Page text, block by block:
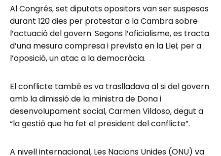
Al Congrés, set diputats opositors van ser suspesos
durant 120 dies per protestar a la Cambra sobre
l’actuació del govern. Segons l’oficialisme, es tracta
d’una mesura compresa i prevista en la Llei; per a
l’oposició, un atac a la democràcia.
El conflicte també es va traslladava al si del govern
amb la dimissió de la ministra de Dona i
desenvolupament social, Carmen Vildoso, degut a
“la gestió que ha fet el president del conflicte”.
A nivell internacional, Les Nacions Unides (ONU) va